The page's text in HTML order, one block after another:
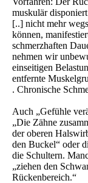
muskulär
[..] nicht mehr
können,
schmerzhaften
nehmen wir
einseitigen
entfernte
. Chronische
Auch „Gefühle
„Die Zähne
der oberen
den Buckel“ oder
die Schultern.
„ziehen den
Rückenbereich.“